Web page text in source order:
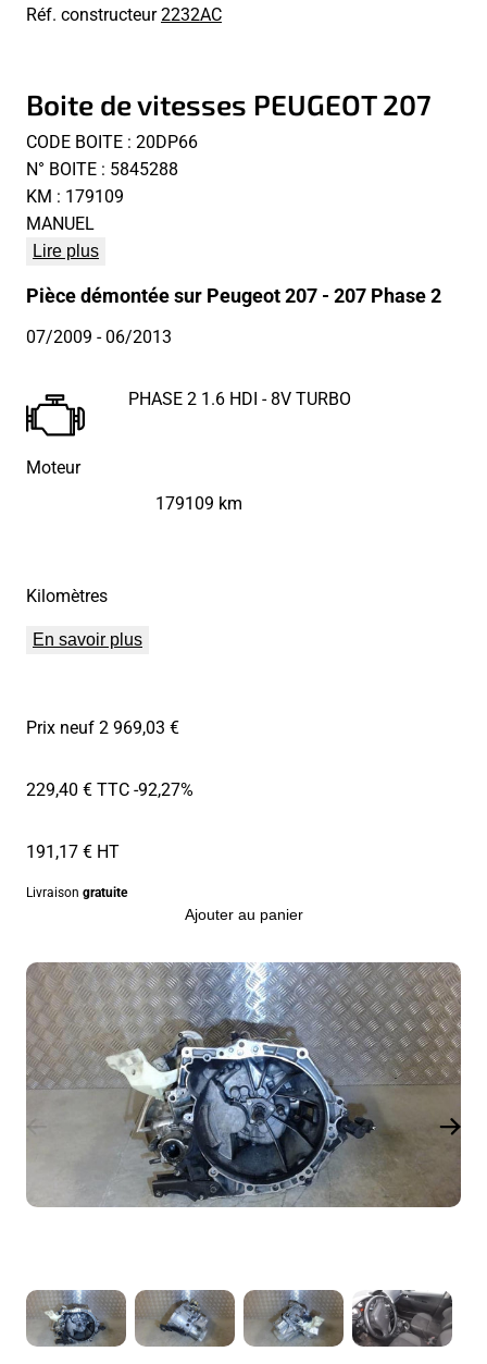
Réf. constructeur2232AC
Boite de vitesses PEUGEOT 207
CODE BOITE : 20DP66
N° BOITE : 5845288
KM : 179109
MANUEL
Lire plus
Pièce démontée sur Peugeot 207 - 207 Phase 2
07/2009 - 06/2013
Moteur
PHASE 2 1.6 HDI - 8V TURBO
Kilomètres
179109 km
En savoir plus
Prix neuf 2 969,03 €
229,40 € TTC-92,27%
191,17 € HT
Livraison gratuite
Ajouter au panier